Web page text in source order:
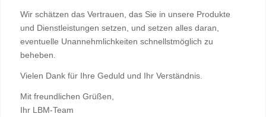
Wir schätzen das Vertrauen, das Sie in unsere Produkte
und Dienstleistungen setzen, und setzen alles daran,
eventuelle Unannehmlichkeiten schnellstmöglich zu
beheben.
Vielen Dank für Ihre Geduld und Ihr Verständnis.
Mit freundlichen Grüßen,
Ihr LBM-Team